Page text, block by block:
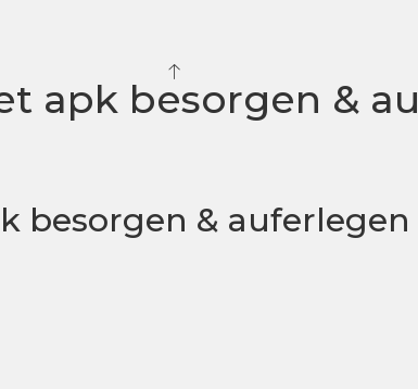
apk besorgen &
besorgen & auferlegen